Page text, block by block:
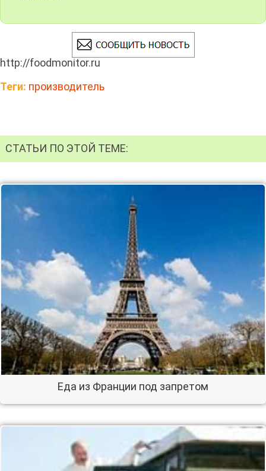
http://foodmonitor.ru
Теги: производитель
СТАТЬИ ПО ЭТОЙ ТЕМЕ:
Еда из Франции под запретом